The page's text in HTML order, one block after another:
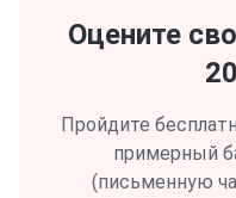
Оцените
Пройдите
примерный
(письменную